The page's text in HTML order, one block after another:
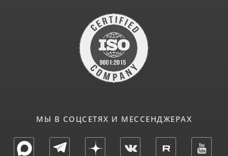
МЫ В СОЦСЕТЯХ И МЕССЕНДЖЕРАХ